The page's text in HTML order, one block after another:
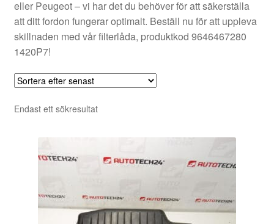
Villkor
eller Peugeot – vi har det du behöver för att säkerställa
att ditt fordon fungerar optimalt. Beställ nu för att uppleva
skillnaden med vår filterlåda, produktkod 9646467280
1420P7!
Endast ett sökresultat